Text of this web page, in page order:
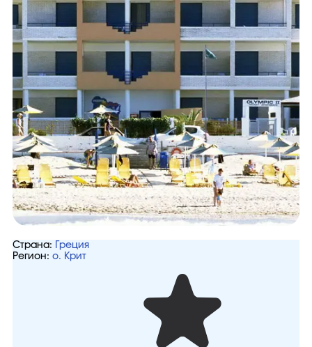
Страна:
Греция
Регион: о. Крит